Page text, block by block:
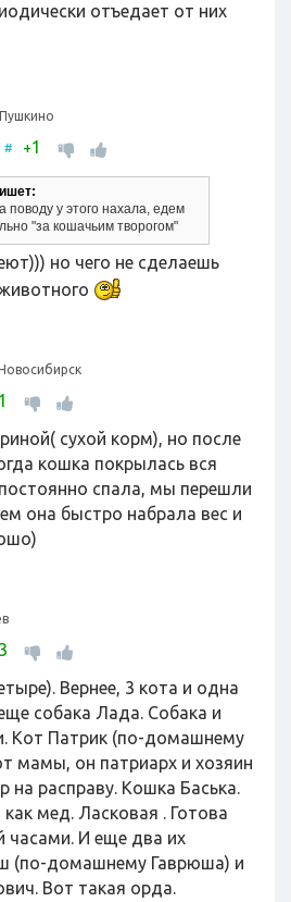
отъедает от них
Пушкино
# +1
поводу у этого нахала, едем
"за кошачьим творогом"
но чего не сделаешь
Новосибирск
1
сухой корм), но после
кошка покрылась вся
спала, мы перешли
она быстро набрала вес и
3
Вернее, 3 кота и одна
собака Лада. Собака и
Кот Патрик (по-домашнему
мамы, он патриарх и хозяин
на расправу. Кошка Баська.
мед. Ласковая . Готова
часами. И еще два их
(по-домашнему Гаврюша) и
Вот такая орда.